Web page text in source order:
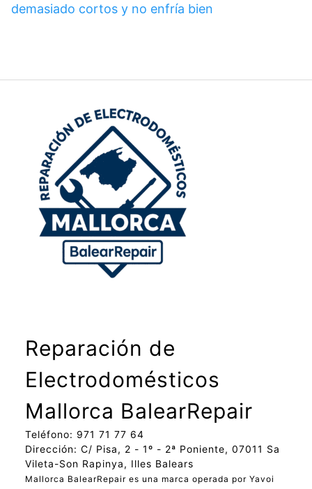
demasiado cortos y no enfría bien
Reparación de
Electrodomésticos
Mallorca BalearRepair
Teléfono: 971 71 77 64
Dirección: C/ Pisa, 2 - 1º - 2ª Poniente, 07011 Sa
Vileta-Son Rapinya, Illes Balears
Mallorca BalearRepair es una marca operada por Yavoi